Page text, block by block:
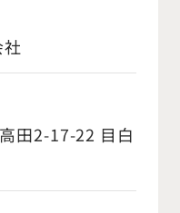
社
田2-17-22 目白